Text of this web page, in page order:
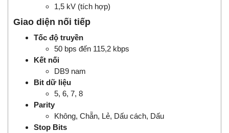
1,5 kV (tích hợp)
Giao diện nối tiếp
Tốc độ truyền
50 bps đến 115,2 kbps
Kết nối
DB9 nam
Bit dữ liệu
5, 6, 7, 8
Parity
Không, Chẵn, Lẻ, Dấu cách, Dấu
Stop Bits